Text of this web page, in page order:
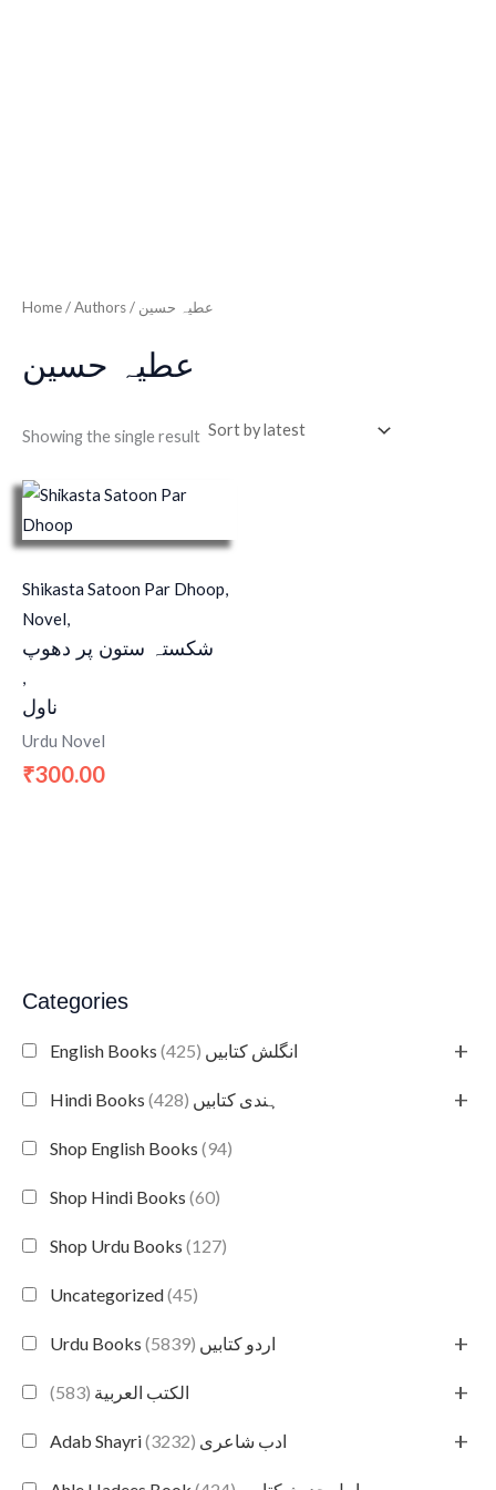
Categories
English Books انگلش کتابیں (425) +
Hindi Books ہندی کتابیں (428) +
Shop English Books (94)
Shop Hindi Books (60)
Shop Urdu Books (127)
Uncategorized(45)
Urdu Books اردو کتابیں (5839) +
الكتب العربية (583) +
Adab Shayri ادب شاعری (3232) +
Home / Authors / عطیہ حسین
عطیہ حسین
Showing the single result
Shikasta Satoon Par Dhoop,
Novel,
شکستہ ستون پر دھوپ
,
ناول
Urdu Novel
₹300.00